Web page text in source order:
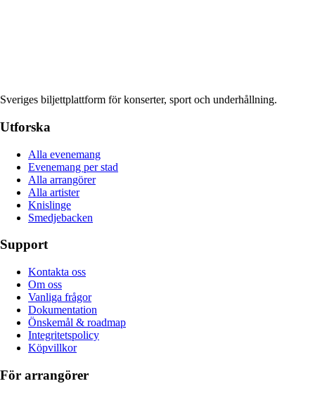
Sveriges biljettplattform för konserter, sport och underhållning.
Utforska
Alla evenemang
Evenemang per stad
Alla arrangörer
Alla artister
Knislinge
Smedjebacken
Support
Kontakta oss
Om oss
Vanliga frågor
Dokumentation
Önskemål & roadmap
Integritetspolicy
Köpvillkor
För arrangörer